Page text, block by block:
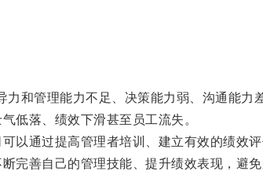
和管理能力不足、决策能力弱、沟通能力差
落、绩效下滑甚至员工流失。
通过提高管理者培训、建立有效的绩效评
善自己的管理技能、提升绩效表现，避免